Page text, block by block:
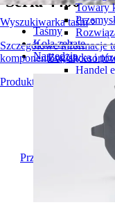
Wyszukiwarka taśm
Szczegółowe informacje
komponentów,
Produkty — informacje
Towary
Logistyka i
Handel
Przemysł
Opony
Przegląd branż
Taśmy
Koła zębate
Narzędzia